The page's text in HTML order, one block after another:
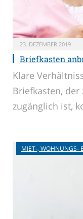
23. DEZEMBER 2019
Briefkasten
Klare
Briefkasten,
zugänglich ist,
MIET-, WOHNUNGS-